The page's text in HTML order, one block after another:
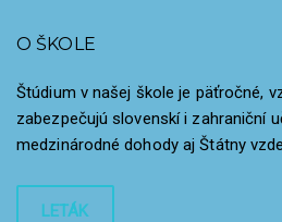
O ŠKOLE
Štúdium v našej škole je päťročné,
zabezpečujú slovenskí i zahraniční
medzinárodné dohody aj Štátny
LETÁK